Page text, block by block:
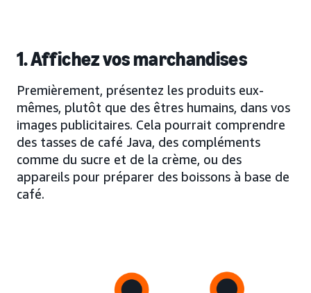
1. Affichez vos marchandises
Premièrement, présentez les produits eux-
mêmes, plutôt que des êtres humains, dans vos
images publicitaires. Cela pourrait comprendre
des tasses de café Java, des compléments
comme du sucre et de la crème, ou des
appareils pour préparer des boissons à base de
café.